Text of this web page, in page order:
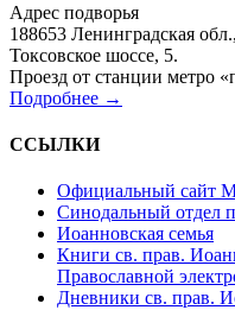
Адрес подворья
188653 Ленинградская
Токсовское шоссе, 5.
Проезд от станции метро
Подробнее →
ССЫЛКИ
Официальный сайт
Синодальный отдел
Иоанновская семья
Книги св. прав.
Православной
Дневники св. прав.